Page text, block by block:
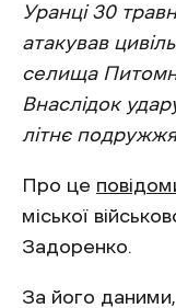
Уранці 30
атакував
селища
Внаслідок
літнє
Про це
міської
Задоренко.
За його